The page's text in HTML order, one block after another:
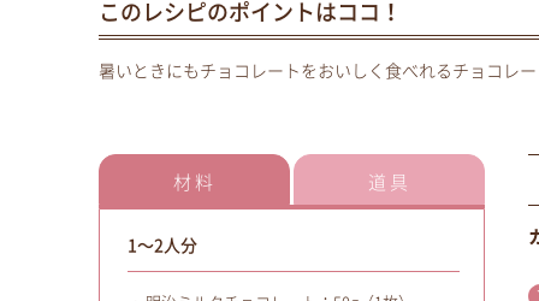
このレシピのポイントはココ！
暑いときにもチョコレートをおいしく食べれるチョコレ
材料 道具
1～2人分